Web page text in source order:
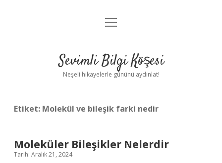
Anasayfa
Yasal Uyarı
menüyü
Sevimli Bilgi Köşesi
Neşeli hikayelerle gününü aydınlat!
Etiket: Molekül ve bileşik farki nedir
Moleküler Bileşikler Nelerdir
Tarih: Aralık 21, 2024